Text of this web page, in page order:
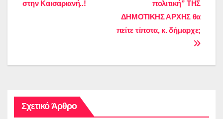
άρθρων
πολιτική” ΤΗΣ
ΔΗΜΟΤΙΚΗΣ ΑΡΧΗΣ θα
πείτε τίποτα, κ. δήμαρχε;
στην Καισαριανή..!
Σχετικό Άρθρο